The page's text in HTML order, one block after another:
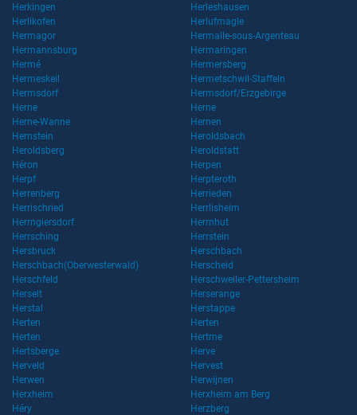
Herkingen
Herleshausen
Herlikofen
Herlufmagle
Hermagor
Hermalle-sous-Argenteau
Hermannsburg
Hermaringen
Hermé
Hermersberg
Hermeskeil
Hermetschwil-Staffeln
Hermsdorf
Hermsdorf/Erzgebirge
Herne
Herne
Herne-Wanne
Hernen
Hernstein
Heroldsbach
Heroldsberg
Heroldstatt
Héron
Herpen
Herpf
Herpteroth
Herrenberg
Herrieden
Herrischried
Herrlisheim
Herrngiersdorf
Herrnhut
Herrsching
Herrstein
Hersbruck
Herschbach
Herschbach(Oberwesterwald)
Herscheid
Herschfeld
Herschweiler-Pettersheim
Herselt
Herserange
Herstal
Herstappe
Herten
Herten
Herten
Hertme
Hertsberge
Herve
Herveld
Hervest
Herwen
Herwijnen
Herxheim
Herxheim am Berg
Héry
Herzberg